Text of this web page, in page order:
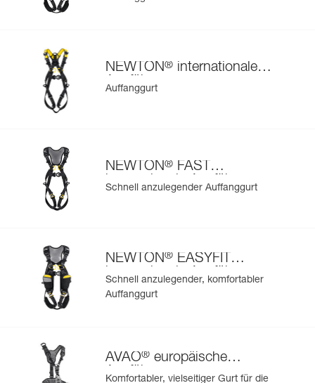
NEWTON® internationale
Ausführung
Auffanggurt
NEWTON® FAST
internationale Ausführung
Schnell anzulegender Auffanggurt
NEWTON® EASYFIT
internationale Ausführung
Schnell anzulegender, komfortabler
Auffanggurt
AVAO® europäische
Ausführung
Komfortabler, vielseitiger Gurt für die